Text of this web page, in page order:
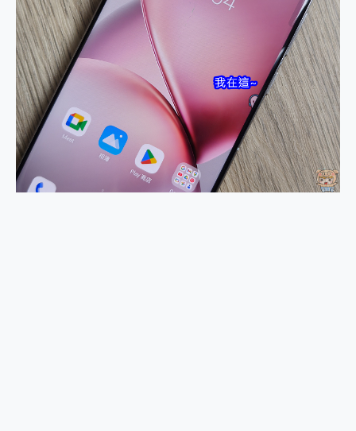
Xiaomi 14 Ultra 開箱 評測~ 有深度的 Leica 影像旗艦手機! 加碼小旗艦 Xiaomi 14 開箱 評測
vivo TWS 3e 真無線藍牙耳機智慧降噪升級、音質明亮溫潤，並支援雙設備連接~
MSI Claw 掌機專屬配件包 來囉 完美保護 MSI Claw A1M-026TW 電競掌機
人像旗艦 vivo V30 系列 開箱 評測! 首搭蔡司光學鏡頭、攝影棚級柔光環、拍攝功能最好玩的美拍神機 vivo V30 Pro
多個願望一次滿足 超強散熱 微星 MSI Claw A1M-026TW 電競掌機 開箱 評測
一吸完美對位 擁有超強吸力與超好用的隱磁支架 O-ONE MAG 最會吸的行動電源 開箱 評測
Motorola edge 70 pro 及 moto g37 power上市，登錄在送飛利浦氣炸鍋
近八千元的 Soundcore Liberty 5 Pro Max，有螢幕的耳機會是智商稅嗎?